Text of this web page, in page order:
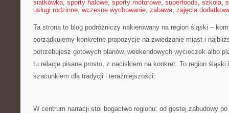
siatkówka, sporty halowe, sporty motorowe, superfoods, szkoła,
usługi rodzinne, wczesne wychowanie, zabawa, zajęcia
Ta strona to blog podróżniczy nakierowany na region śląski –
porządkujemy konkretne propozycje na zwiedzanie miast i
potrzebujesz gotowych planów, weekendowych wycieczek albo
tu relacje pisane prosto, z naciskiem na konkret. To region śląski
szacunkiem dla tradycji i teraźniejszości.
W centrum narracji stoi bogactwo regionu: od gęstej zabudowy